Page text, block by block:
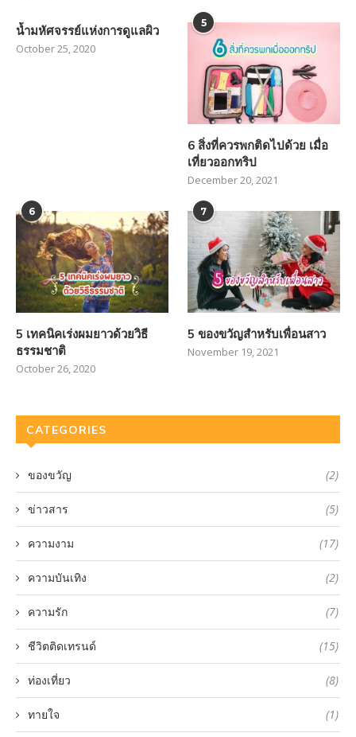
น้ำมหัศจรรย์แห่งการดูแลผิว
October 25, 2020
5
6 สิ่งที่ควรพกติดไปด้วย เมื่อ
เที่ยวออกทริป
December 20, 2021
6
5 เทคนิคเร่งผมยาวด้วยวิธี
ธรรมชาติ
October 26, 2020
7
5 ของขวัญสำหรับเพื่อนสาว
November 19, 2021
CATEGORIES
ของขวัญ (2)
ข่าวสาร (5)
ความงาม (17)
ความบันเทิง (2)
ความรัก (7)
ชีวิตติดเทรนด์ (15)
ท่องเที่ยว (8)
ทายใจ (1)